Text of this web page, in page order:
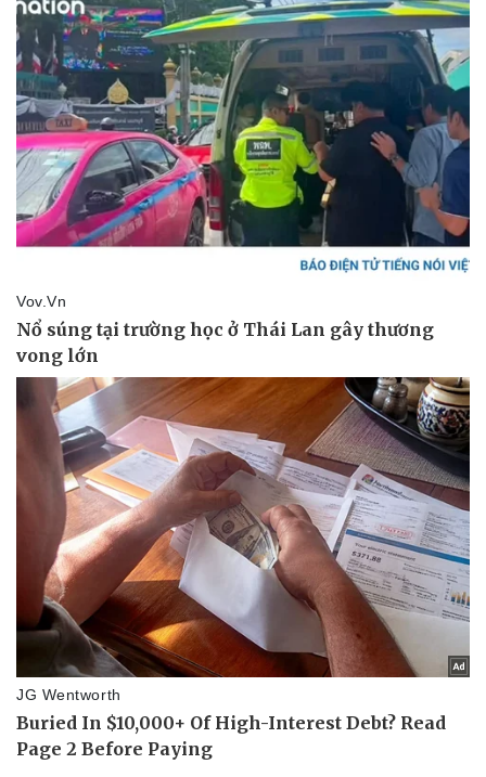
Thể thao
Bóng đá
Lịch thi đấu bóng đá
Thế giới thể thao
eSports
Hậu trường
Ô tô - Xe máy
Ô tô
Tư vấn